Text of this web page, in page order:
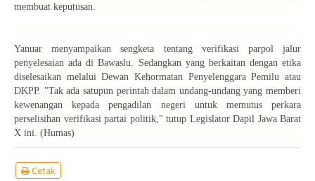
membuat keputusan.
Yanuar menyampaikan sengketa tentang verifikasi parpol jalur
penyelesaian ada di Bawaslu. Sedangkan yang berkaitan dengan etika
diselesaikan melalui Dewan Kehormatan Penyelenggara Pemilu atau
DKPP. "Tak ada satupun perintah dalam undang-undang yang memberi
kewenangan kepada pengadilan negeri untuk memutus perkara
perselisihan verifikasi partai politik," tutup Legislator Dapil Jawa Barat
X ini. (Humas)
Cetak